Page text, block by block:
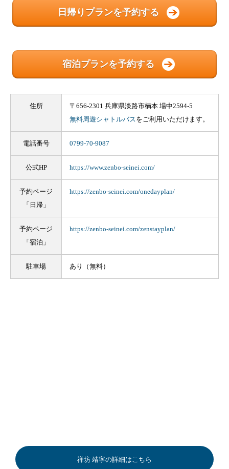
日帰りプランを予約する
宿泊プランを予約する
住所
〒656-2301 兵庫県淡路市楠本 場中2594-5
無料周遊シャトルバス をご利用いただけます。
電話番号 0799-70-9087
公式HP https://www.zenbo-seinei.com/
予約ページ
「日帰」
https://zenbo-seinei.com/onedayplan/
予約ページ
「宿泊」
https://zenbo-seinei.com/zenstayplan/
駐車場 あり（無料）
禅坊 靖寧の詳細はこちら